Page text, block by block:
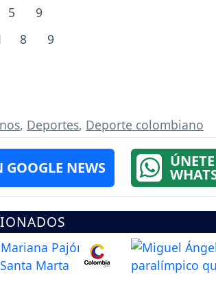
5 9
1 8 9
, Deportes, Deporte colombiano
GOOGLE NEWS